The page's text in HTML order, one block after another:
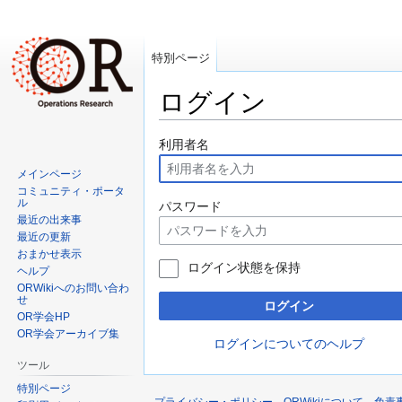
ログイン
ナ
ビ
ゲ
ー
シ
ョ
ン
に
動
検
索
に
移
動
利用者名
パスワード
ログイン状態を保持
ログイン
ログインについてのヘルプ
特別ページ
メインページ
コミュニティ・ポータ
ル
最近の出来事
最近の更新
おまかせ表示
ヘルプ
ORWikiへのお問い合わ
せ
OR学会HP
OR学会アーカイブ集
ツール
特別ページ